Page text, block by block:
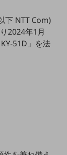
下 NTT Com)
2024年1月
51D」を法